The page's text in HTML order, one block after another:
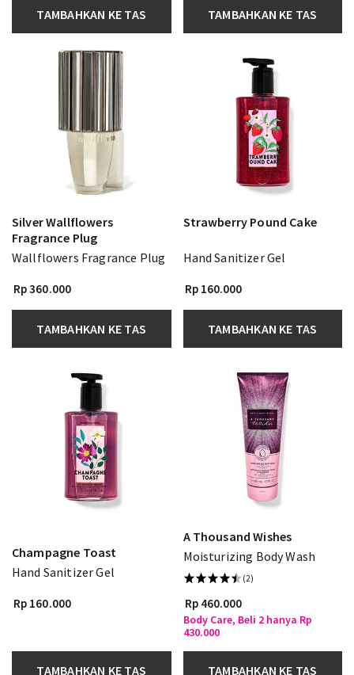
TAMBAHKAN KE TAS TAMBAHKAN KE TAS
Silver Wallflowers
Fragrance Plug
Wallflowers Fragrance Plug
Rp 360.000
TAMBAHKAN KE TAS
Strawberry Pound Cake
Hand Sanitizer Gel
Rp 160.000
TAMBAHKAN KE TAS
Champagne Toast
Hand Sanitizer Gel
Rp 160.000
TAMBAHKAN KE TAS
A Thousand Wishes
Moisturizing Body Wash
(2)
Rp 460.000
Body Care, Beli 2 hanya Rp
430.000
TAMBAHKAN KE TAS